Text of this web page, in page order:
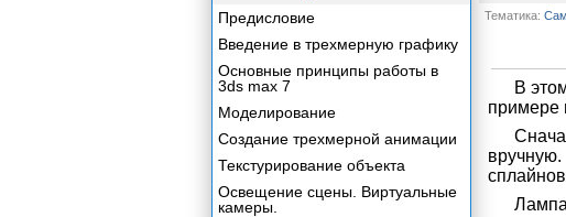
Тематика:
В
примере
Лампа
Предисловие
Введение в трехмерную графику
Основные принципы работы в
3ds max 7
Моделирование
Создание трехмерной анимации
Текстурирование объекта
Освещение сцены. Виртуальные
камеры.